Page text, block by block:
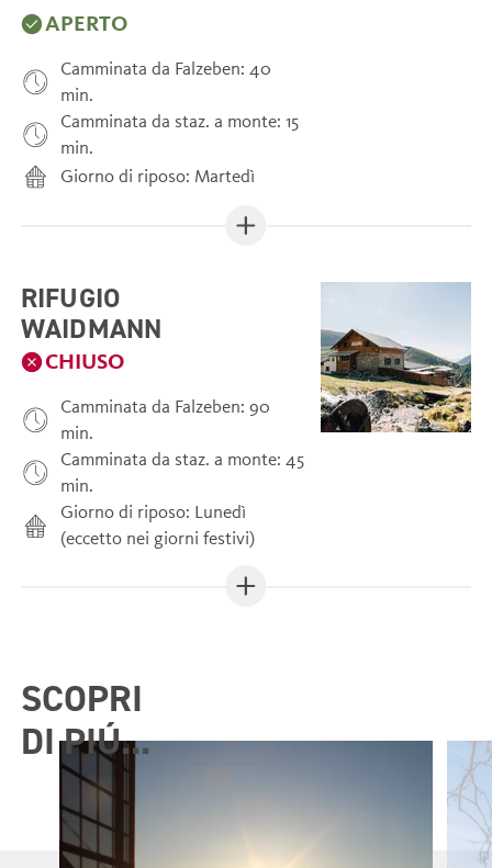
APERTO
Camminata da Falzeben: 40
min.
Camminata da staz. a monte: 15
min.
Giorno di riposo: Martedì
RIFUGIO
WAIDMANN
CHIUSO
Camminata da Falzeben: 90
min.
Camminata da staz. a monte: 45
min.
Giorno di riposo: Lunedì
(eccetto nei giorni festivi)
SCOPRI
DI PIÚ...